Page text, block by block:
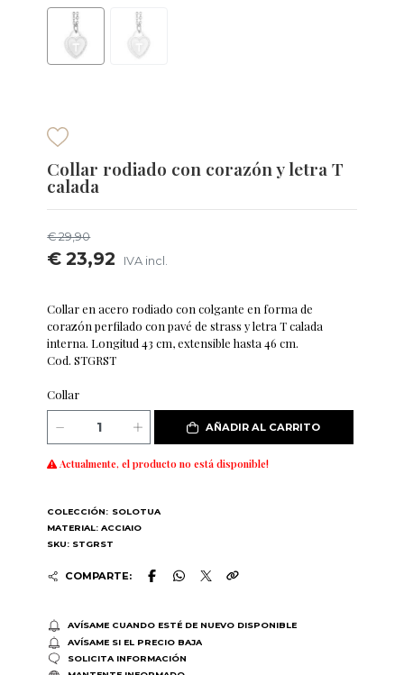
Collar rodiado con corazón y letra T
calada
€ 29,90
€ 23,92 IVA incl.
Collar en acero rodiado con colgante en forma de
corazón perfilado con pavé de strass y letra T calada
interna. Longitud 43 cm, extensible hasta 46 cm.
Cod. STGRST
Collar
AÑADIR AL CARRITO
Actualmente, el producto no está disponible!
COLECCIÓN: SOLOTUA
MATERIAL: ACCIAIO
SKU: STGRST
COMPARTE:
AVÍSAME CUANDO ESTÉ DE NUEVO DISPONIBLE
AVÍSAME SI EL PRECIO BAJA
SOLICITA INFORMACIÓN